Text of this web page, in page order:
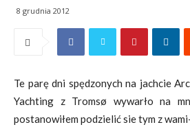
8 grudnia 2012
Te parę dni spędzonych na jachcie
Yachting z Tromsø wywarło na
postanowiłem podzielić sie tym z